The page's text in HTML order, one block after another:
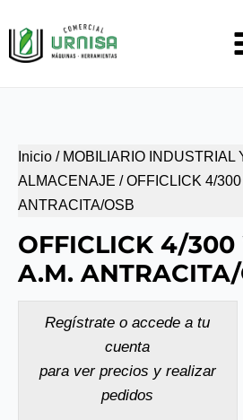
al
contenido
Inicio / MOBILIARIO INDUSTRIAL
ALMACENAJE / OFFICLICK 4/
ANTRACITA/OSB
OFFICLICK 4/300
A.M.
Regístrate o accede a tu
cuenta
para ver precios y realizar
pedidos